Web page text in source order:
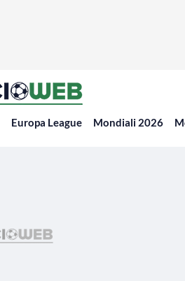
Europa League Mondiali 2026